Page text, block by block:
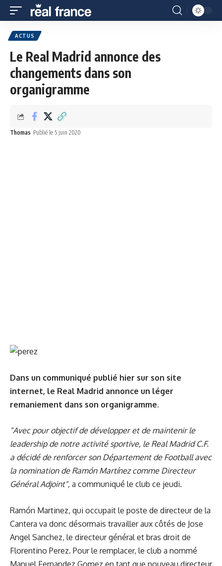
ACTUS
Le Real Madrid annonce des
changements dans son
organigramme
Thomas Publié le 5 juin 2020
Dans un communiqué publié hier sur son site
internet, le Real Madrid annonce un léger
remaniement dans son organigramme.
"Avec pour objectif de développer et de maintenir le
leadership de notre activité sportive, le Real Madrid C.F.
a décidé de renforcer son Département de Football avec
la nomination de Ramón Martínez comme Directeur
Général Adjoint", a communiqué le club ce jeudi.
Ramón Martinez, qui occupait le poste de directeur de la
Cantera va donc désormais travailler aux côtés de Jose
Angel Sanchez, le directeur général et bras droit de
Florentino Perez. Pour le remplacer, le club a nommé
Manuel Fernandez Gomez en tant que nouveau directeur